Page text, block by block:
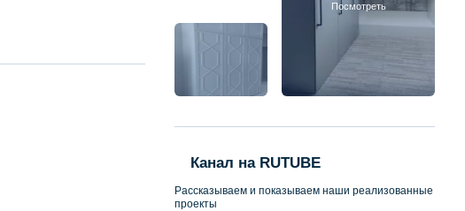
Посмотреть
Канал на RUTUBE
Рассказываем и показываем наши реализованные
проекты